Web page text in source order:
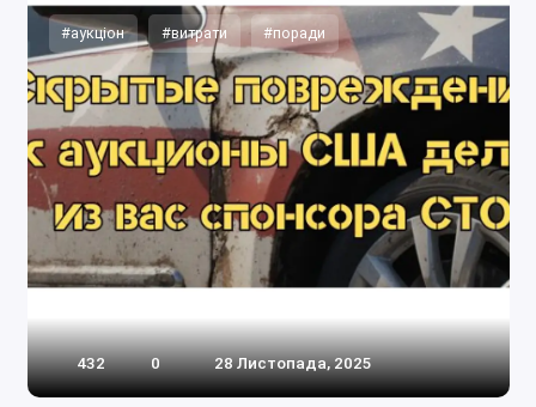
#аукціон #витрати #поради
432 0 28 Листопада, 2025